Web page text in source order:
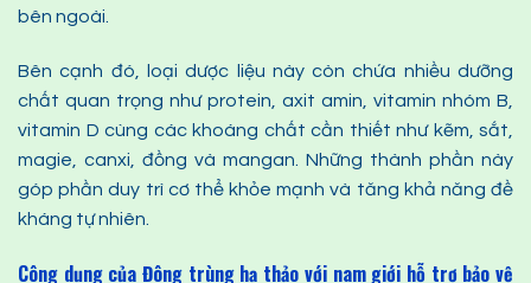
bên ngoài.
Bên cạnh đó, loại dược liệu này còn chứa nhiều dưỡng
chất quan trọng như protein, axit amin, vitamin nhóm B,
vitamin D cùng các khoáng chất cần thiết như kẽm, sắt,
magie, canxi, đồng và mangan. Những thành phần này
góp phần duy trì cơ thể khỏe mạnh và tăng khả năng đề
kháng tự nhiên.
Công dụng của Đông trùng hạ thảo với nam giới hỗ trợ bảo vệ